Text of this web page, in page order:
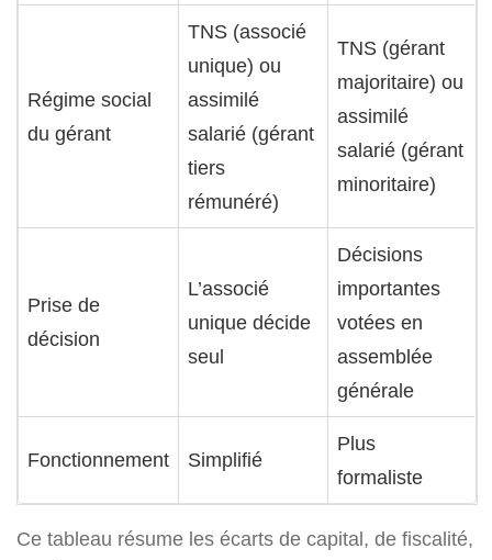
Régime social
du gérant
TNS (associé
unique) ou
assimilé
salarié (gérant
tiers
rémunéré)
TNS (gérant
majoritaire) ou
assimilé
salarié (gérant
minoritaire)
Prise de
décision
L’associé
unique décide
seul
Décisions
importantes
votées en
assemblée
générale
Fonctionnement Simplifié
Plus
formaliste
Ce tableau résume les écarts de capital, de fiscalité,